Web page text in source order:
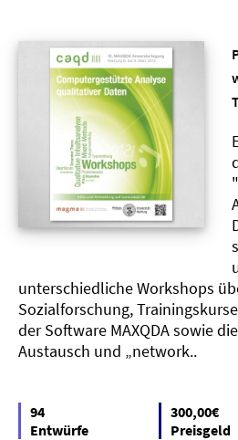
unterschiedliche Workshops
Sozialforschung,
der Software MAXQDA sowie
Austausch und „network..
94
Entwürfe
300,00€
Preisgeld